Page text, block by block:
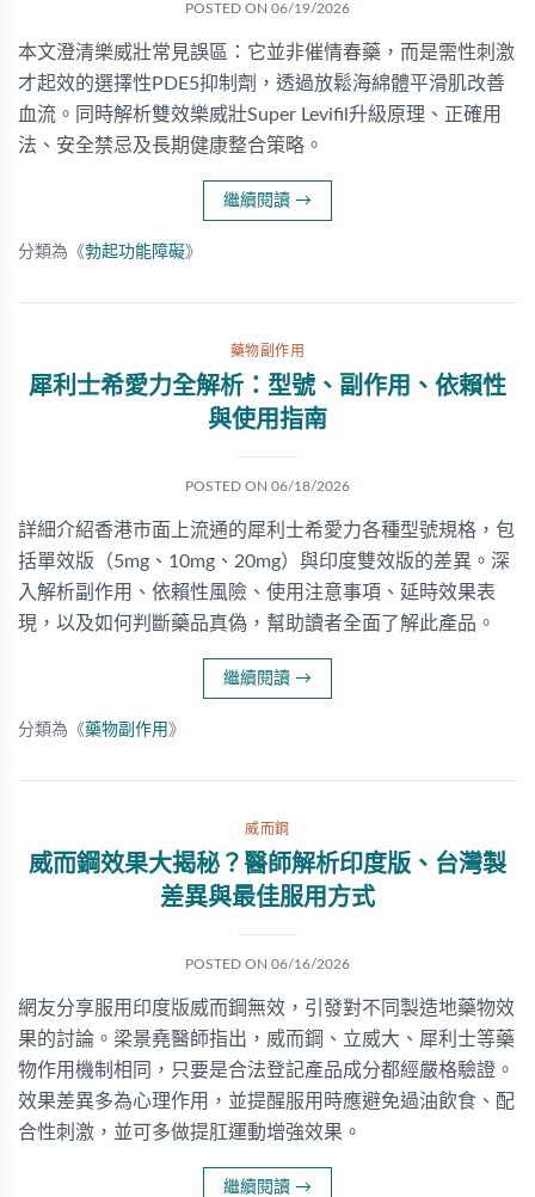
POSTED ON 06/19/2026
本文澄清樂威壯常見誤區：它並非催情春藥，而是需性刺激
才起效的選擇性PDE5抑制劑，透過放鬆海綿體平滑肌改善
血流。同時解析雙效樂威壯Super Levifil升級原理、正確用
法、安全禁忌及長期健康整合策略。
繼續閱讀 →
分類為《勃起功能障礙》
藥物副作用
犀利士希愛力全解析：型號、副作用、依賴性
與使用指南
POSTED ON 06/18/2026
詳細介紹香港市面上流通的犀利士希愛力各種型號規格，包
括單效版（5mg、10mg、20mg）與印度雙效版的差異。深
入解析副作用、依賴性風險、使用注意事項、延時效果表
現，以及如何判斷藥品真偽，幫助讀者全面了解此產品。
繼續閱讀 →
分類為《藥物副作用 》
威而鋼
威而鋼效果大揭秘？醫師解析印度版、台灣製
差異與最佳服用方式
POSTED ON 06/16/2026
網友分享服用印度版威而鋼無效，引發對不同製造地藥物效
果的討論。梁景堯醫師指出，威而鋼、立威大、犀利士等藥
物作用機制相同，只要是合法登記產品成分都經嚴格驗證。
效果差異多為心理作用，並提醒服用時應避免過油飲食、配
合性刺激，並可多做提肛運動增強效果。
繼續閱讀 →